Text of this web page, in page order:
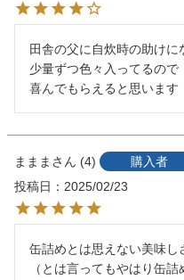
田舎の父に自炊時の助けに
少量ずつ色々入ってるので
喜んでもらえると思います
ままま 4 購入者
投稿日
2025/02/23
缶詰めとは思えない美味し
（とは言ってもやはり缶